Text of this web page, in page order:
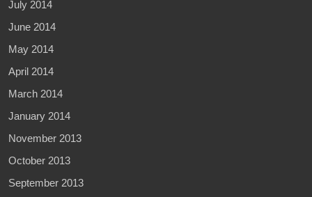
July 2014
June 2014
May 2014
April 2014
March 2014
January 2014
November 2013
October 2013
September 2013